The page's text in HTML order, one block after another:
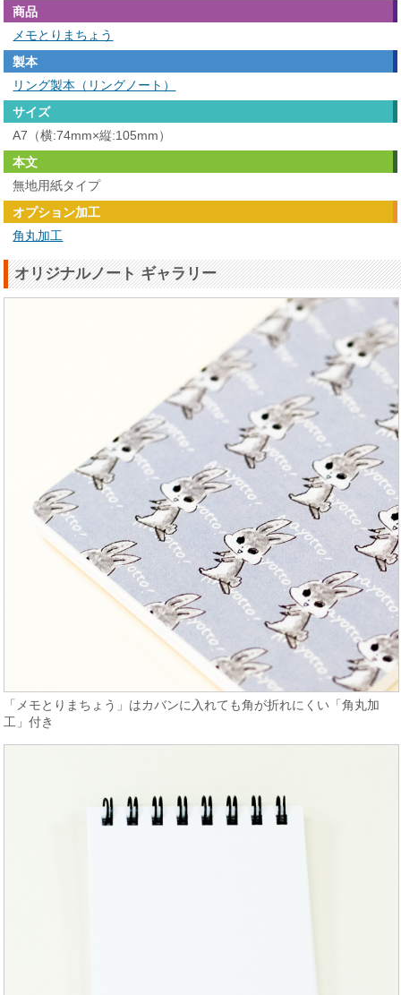
商品
メモとりまちょう
製本
リング製本（リングノート）
サイズ
A7（横:74mm×縦:105mm）
本文
無地用紙タイプ
オプション加工
角丸加工
オリジナルノート ギャラリー
「メモとりまちょう」はカバンに入れても角が折れにくい「角丸加
工」付き